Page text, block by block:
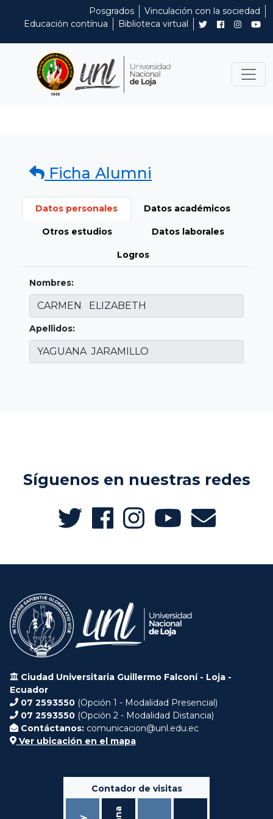
Posgrados
Vinculación con la sociedad
Educación contínua
Biblioteca virtual
Ficha Alumni
Datos personales Datos académicos
Otros estudios Datos laborales
Logros
Nombres:
Apellidos:
Síguenos en nuestras redes
Ciudad Universitaria Guillermo Falconí - Loja -
Ecuador
07 2593550 (Opción 1 - Modalidad Presencial)
07 2593550 (Opción 2 - Modalidad Distancia)
Contáctanos: comunicacion@unl.edu.ec
Ver ubicación en el mapa
Contador de visitas